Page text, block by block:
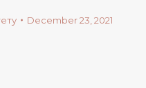
December 23, 2021